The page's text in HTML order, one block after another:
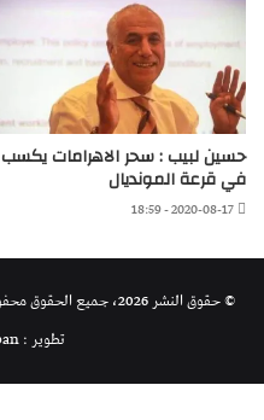
حسين لبيب : سحر الاهرامات يكسب
في قرعة المونديال
2020-08-17 - 18:59
© حقوق النشر 2026، جميع الحقوق محفوظة |
تطوير : hamza sabban